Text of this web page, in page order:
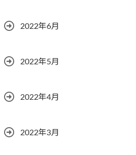
2022年6月
2022年5月
2022年4月
2022年3月